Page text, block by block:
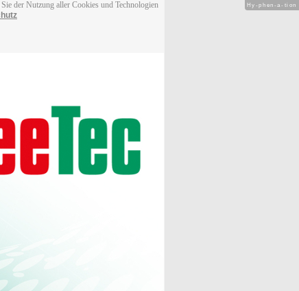
der Nutzung aller Cookies und Technologien
Hy-phen-a-tion